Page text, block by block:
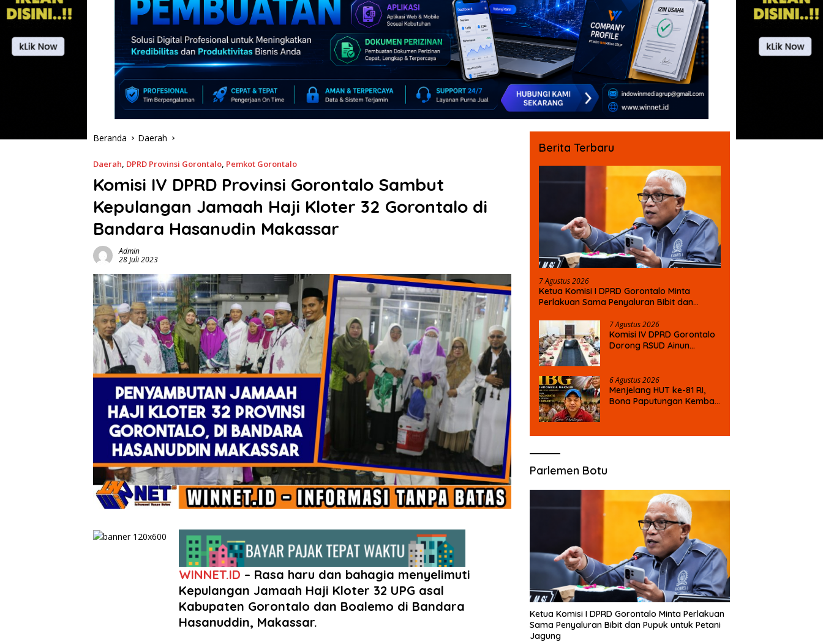
Beranda Daerah
Daerah, DPRD Provinsi Gorontalo, Pemkot Gorontalo
Komisi IV DPRD Provinsi Gorontalo Sambut
Kepulangan Jamaah Haji Kloter 32 Gorontalo di
Bandara Hasanudin Makassar
Admin
28 Juli 2023
WINNET.ID – Rasa haru dan bahagia menyelimuti
Kepulangan Jamaah Haji Kloter 32 UPG asal
Kabupaten Gorontalo dan Boalemo di Bandara
Hasanuddin, Makassar.
Berita Terbaru
7 Agustus 2026
Ketua Komisi I DPRD Gorontalo Minta
Perlakuan Sama Penyaluran Bibit dan
7 Agustus 2026
Komisi IV DPRD Gorontalo
Dorong RSUD Ainun
6 Agustus 2026
Menjelang HUT ke-81 RI,
Bona Paputungan Kembali
Parlemen Botu
Ketua Komisi I DPRD Gorontalo Minta Perlakuan
Sama Penyaluran Bibit dan Pupuk untuk Petani
Jagung